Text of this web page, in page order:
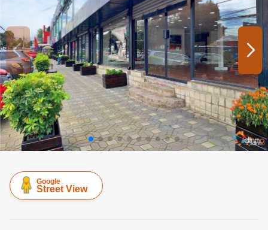
Google
Street View